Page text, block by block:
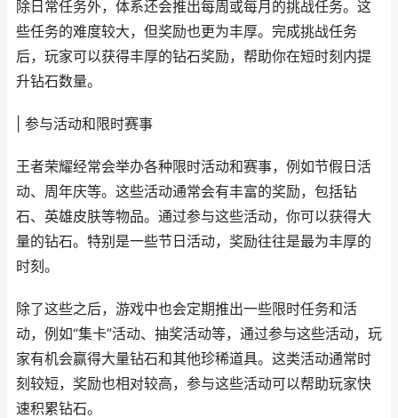
除日常任务外，体系还会推出每周或每月的挑战任务。这
些任务的难度较大，但奖励也更为丰厚。完成挑战任务
后，玩家可以获得丰厚的钻石奖励，帮助你在短时刻内提
升钻石数量。
| 参与活动和限时赛事
王者荣耀经常会举办各种限时活动和赛事，例如节假日活
动、周年庆等。这些活动通常会有丰富的奖励，包括钻
石、英雄皮肤等物品。通过参与这些活动，你可以获得大
量的钻石。特别是一些节日活动，奖励往往是最为丰厚的
时刻。
除了这些之后，游戏中也会定期推出一些限时任务和活
动，例如“集卡”活动、抽奖活动等，通过参与这些活动，玩
家有机会赢得大量钻石和其他珍稀道具。这类活动通常时
刻较短，奖励也相对较高，参与这些活动可以帮助玩家快
速积累钻石。